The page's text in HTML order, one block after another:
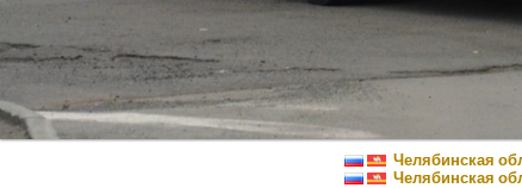
Челябинская
Челябинская